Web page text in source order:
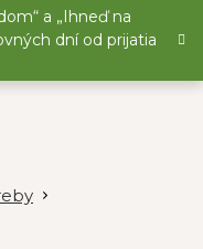
a „Ihneď na
dní od prijatia